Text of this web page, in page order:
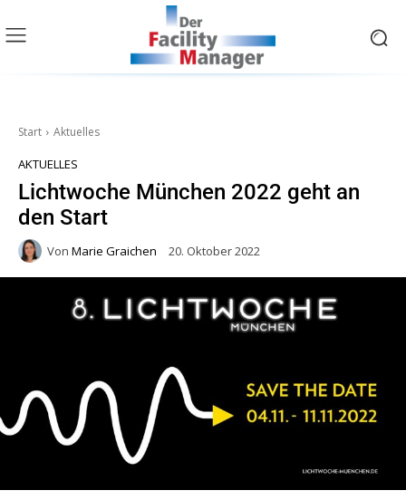
Start Aktuelles
AKTUELLES
Lichtwoche München 2022 geht an
den Start
Von Marie Graichen 20. Oktober 2022